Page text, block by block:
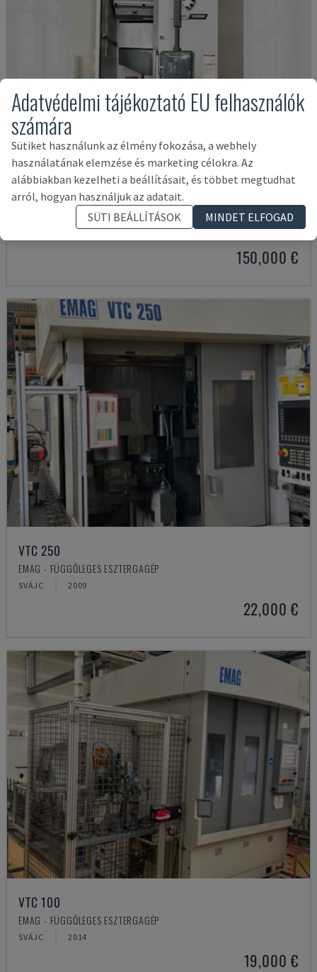
PUMA V8300MR
DN SOLUTIONS - FÜGGŐLEGES ESZTERGAGÉP
150,000 €
VTC 250
EMAG - FÜGGŐLEGES ESZTERGAGÉP
SVÁJC 2009
22,000 €
VTC 100
EMAG - FÜGGŐLEGES ESZTERGAGÉP
SVÁJC 2014
19,000 €
Adatvédelmi tájékoztató EU felhasználók
számára
Sütiket használunk az élmény fokozása, a webhely
használatának elemzése és marketing célokra. Az
alábbiakban kezelheti a beállításait, és többet megtudhat
arról, hogyan használjuk az adatait.
SÜTI BEÁLLÍTÁSOK
MINDET ELFOGAD